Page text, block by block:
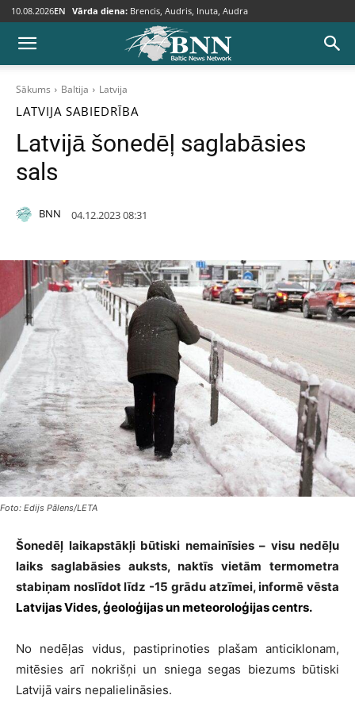
10.08.2026EN Vārda diena: Brencis, Audris, Inuta, Audra
Sākums Baltija Latvija
LATVIJA SABIEDRĪBA
Latvijā šonedēļ saglabāsies
sals
BNN 04.12.2023 08:31
Foto: Edijs Pālens/LETA
Šonedēļ laikapstākļi būtiski nemainīsies – visu nedēļu
laiks saglabāsies auksts, naktīs vietām termometra
stabiņam noslīdot līdz -15 grādu atzīmei, informē vēsta
Latvijas Vides, ģeoloģijas un meteoroloģijas centrs.
No nedēļas vidus, pastiprinoties plašam anticiklonam,
mitēsies arī nokrišņi un sniega segas biezums būtiski
Latvijā vairs nepalielināsies.